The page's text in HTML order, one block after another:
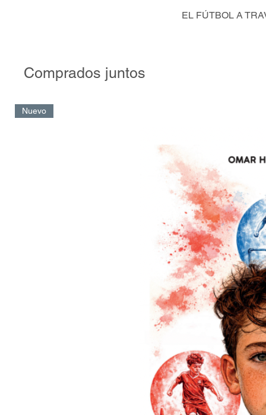
EL FÚTBOL A
Comprados juntos
Nuevo